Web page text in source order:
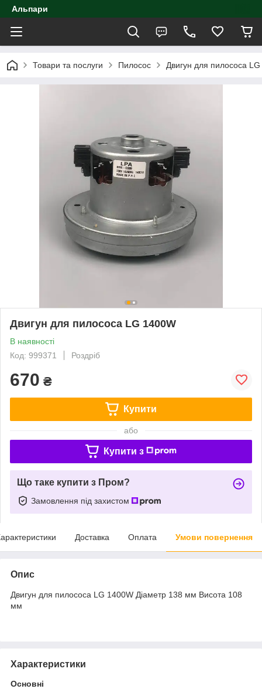
Альпари
Товари та послуги Пилосос Двигун для пилососа
Двигун для пилососа LG 1400W
В наявності
Код: 999371
Роздріб
670 ₴
Купити
або
Купити з
Що таке купити з Пром?
Замовлення під захистом
Доставка Оплата Умови повернення
Опис
Двигун для пилососа LG 1400W Діаметр 138 мм Висота 108
мм
Характеристики
Основні